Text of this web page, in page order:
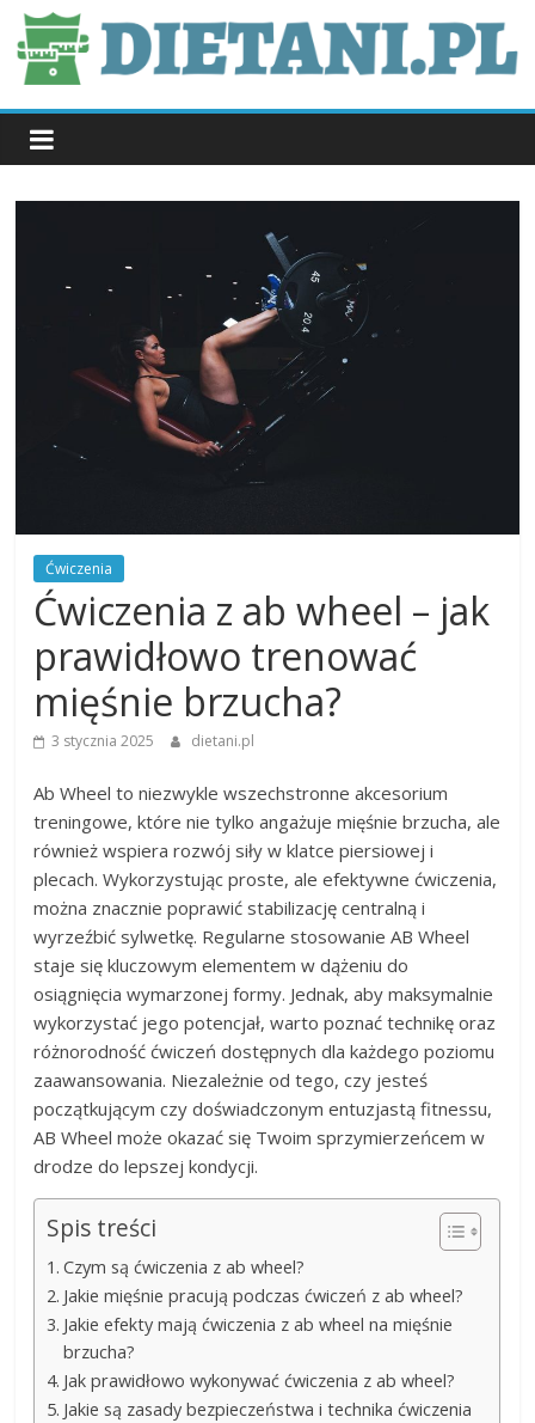
Skip
to
content
dietani.pl
Ćwiczenia
Ćwiczenia z ab wheel – jak
prawidłowo trenować
mięśnie brzucha?
3 stycznia 2025 dietani.pl
Ab Wheel to niezwykle wszechstronne akcesorium
treningowe, które nie tylko angażuje mięśnie brzucha, ale
również wspiera rozwój siły w klatce piersiowej i
plecach. Wykorzystując proste, ale efektywne ćwiczenia,
można znacznie poprawić stabilizację centralną i
wyrzeźbić sylwetkę. Regularne stosowanie AB Wheel
staje się kluczowym elementem w dążeniu do
osiągnięcia wymarzonej formy. Jednak, aby maksymalnie
wykorzystać jego potencjał, warto poznać technikę oraz
różnorodność ćwiczeń dostępnych dla każdego poziomu
zaawansowania. Niezależnie od tego, czy jesteś
początkującym czy doświadczonym entuzjastą fitnessu,
AB Wheel może okazać się Twoim sprzymierzeńcem w
drodze do lepszej kondycji.
Spis treści
Czym są ćwiczenia z ab wheel?
Jakie mięśnie pracują podczas ćwiczeń z ab wheel?
Jakie efekty mają ćwiczenia z ab wheel na mięśnie
brzucha?
Jak prawidłowo wykonywać ćwiczenia z ab wheel?
Jakie są zasady bezpieczeństwa i technika ćwiczenia